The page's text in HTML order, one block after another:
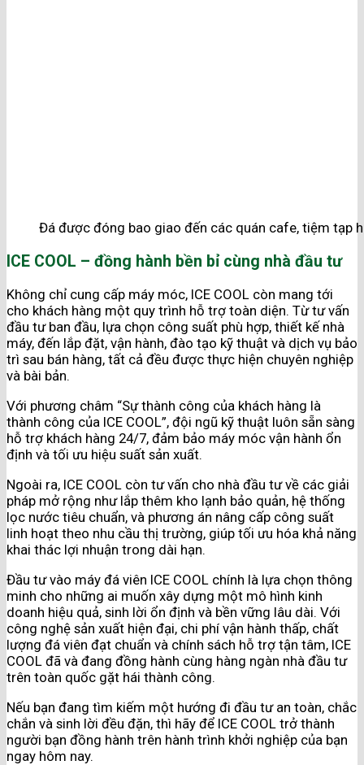
Đá được đóng bao giao đến các quán cafe, tiệm tạp
ICE COOL – đồng hành bền bỉ cùng nhà đầu tư
Không chỉ cung cấp máy móc, ICE COOL còn mang tới
cho khách hàng một quy trình hỗ trợ toàn diện. Từ tư vấn
đầu tư ban đầu, lựa chọn công suất phù hợp, thiết kế nhà
máy, đến lắp đặt, vận hành, đào tạo kỹ thuật và dịch vụ bảo
trì sau bán hàng, tất cả đều được thực hiện chuyên nghiệp
và bài bản.
Với phương châm “Sự thành công của khách hàng là
thành công của ICE COOL”, đội ngũ kỹ thuật luôn sẵn sàng
hỗ trợ khách hàng 24/7, đảm bảo máy móc vận hành ổn
định và tối ưu hiệu suất sản xuất.
Ngoài ra, ICE COOL còn tư vấn cho nhà đầu tư về các giải
pháp mở rộng như lắp thêm kho lạnh bảo quản, hệ thống
lọc nước tiêu chuẩn, và phương án nâng cấp công suất
linh hoạt theo nhu cầu thị trường, giúp tối ưu hóa khả năng
khai thác lợi nhuận trong dài hạn.
Đầu tư vào máy đá viên ICE COOL chính là lựa chọn thông
minh cho những ai muốn xây dựng một mô hình kinh
doanh hiệu quả, sinh lời ổn định và bền vững lâu dài. Với
công nghệ sản xuất hiện đại, chi phí vận hành thấp, chất
lượng đá viên đạt chuẩn và chính sách hỗ trợ tận tâm, ICE
COOL đã và đang đồng hành cùng hàng ngàn nhà đầu tư
trên toàn quốc gặt hái thành công.
Nếu bạn đang tìm kiếm một hướng đi đầu tư an toàn, chắc
chắn và sinh lời đều đặn, thì hãy để ICE COOL trở thành
người bạn đồng hành trên hành trình khởi nghiệp của bạn
ngay hôm nay.